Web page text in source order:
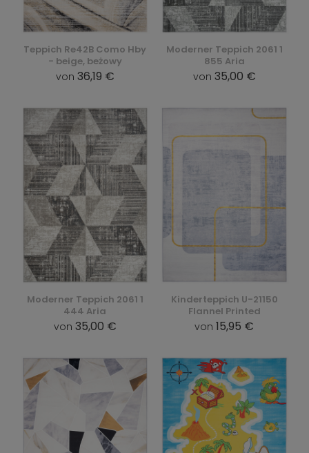
Teppich Re42B Como Hby
- beige, beżowy
von 36,19 €
Moderner Teppich 2061 1
855 Aria
von 35,00 €
Moderner Teppich 2061 1
444 Aria
von 35,00 €
Kinderteppich U-21150
Flannel Printed
von 15,95 €